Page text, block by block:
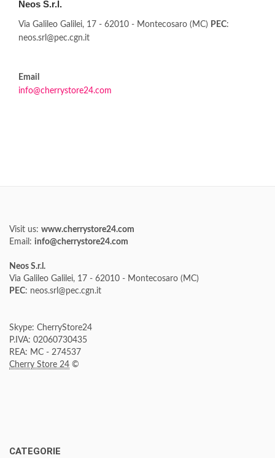
Neos S.r.l.
Via Galileo Galilei, 17 - 62010 - Montecosaro (MC) PEC:
neos.srl@pec.cgn.it
Email
info@cherrystore24.com
Visit us: www.cherrystore24.com
Email: info@cherrystore24.com
Neos S.r.l.
Via Galileo Galilei, 17 - 62010 - Montecosaro (MC)
PEC: neos.srl@pec.cgn.it
Skype: CherryStore24
P.IVA: 02060730435
REA: MC - 274537
Cherry Store 24 ©
CATEGORIE